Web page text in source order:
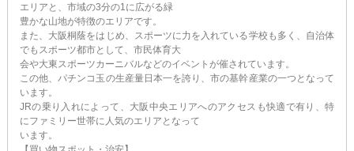
エリアと、市域の3分の1に広がる緑
豊かな山地が特徴のエリアです。
また、大阪桐蔭をはじめ、スポーツに力を入れている学校も多く、自治体
でもスポーツ都市として、市民体育大
会や大東スポーツカーニバルなどのイベントが催されています。
この他、パチンコ玉の生産量日本一を誇り、市の基幹産業の一つとなって
います。
JRの乗り入れによって、大阪中央エリアへのアクセスも快適で有り、特
にファミリー世帯に人気のエリアとなって
います。